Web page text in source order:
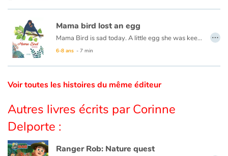
Aide
Accueil
Médiathèques
Vidéos & Tutoriaux
Mama bird lost an egg
Mama Bird is sad today. A little egg she was keeping warm has broken. With tenderness and compassion, her son, Gabriel, helps comfort her. A thoughtful picture book that uses a subtle metaphor to explore how a family experiences miscarriage.
Read this book in French here:
6-8 ans - 7 min
…
Voir toutes les histoires du même éditeur
Autres livres écrits par Corinne
Delporte :
Ranger Rob: Nature quest